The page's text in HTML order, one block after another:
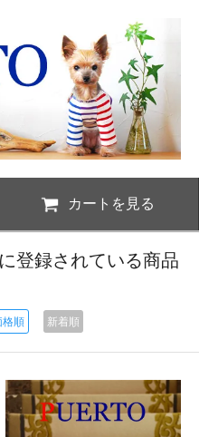
カートを見る
登録されている商品
格順 新着順